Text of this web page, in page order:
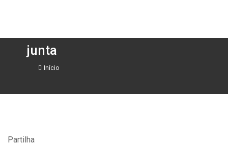
junta
Início
Partilha